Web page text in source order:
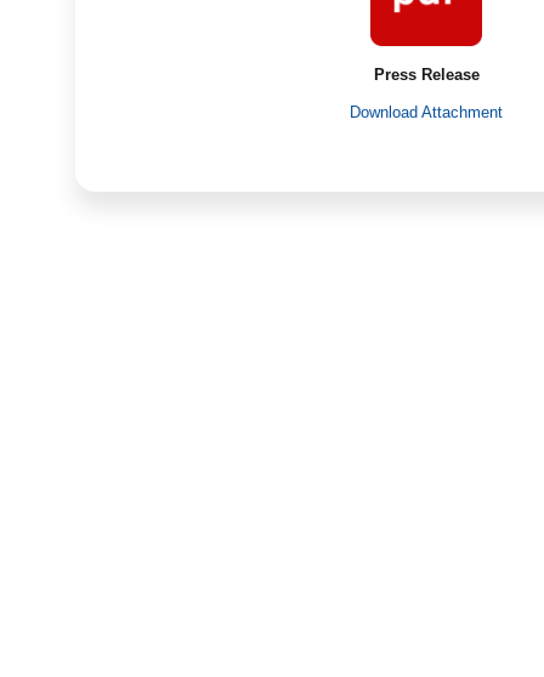
Press Release
Download Attachment